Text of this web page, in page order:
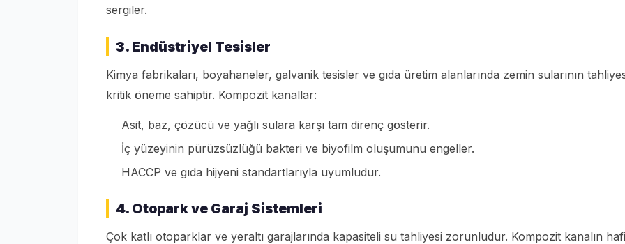
sergiler.
3. Endüstriyel Tesisler
Kimya fabrikaları, boyahaneler, galvanik tesisler ve gıda üretim alanlarında zemin sularının
kritik öneme sahiptir. Kompozit kanallar:
Asit, baz, çözücü ve yağlı sulara karşı tam direnç gösterir.
İç yüzeyinin pürüzsüzlüğü bakteri ve biyofilm oluşumunu engeller.
HACCP ve gıda hijyeni standartlarıyla uyumludur.
4. Otopark ve Garaj Sistemleri
Çok katlı otoparklar ve yeraltı garajlarında kapasiteli su tahliyesi zorunludur. Kompozit kanalın